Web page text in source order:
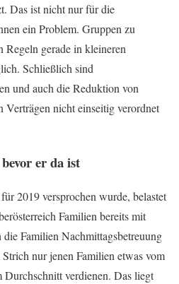
Das ist nicht nur für die
ein Problem. Gruppen zu
Regeln gerade in kleineren
Schließlich sind
und auch die Reduktion von
Verträgen nicht einseitig verordnet
er da ist
2019 versprochen wurde, belastet
Familien bereits mit
die Familien Nachmittagsbetreuung
nur jenen Familien etwas vom
Durchschnitt verdienen. Das liegt